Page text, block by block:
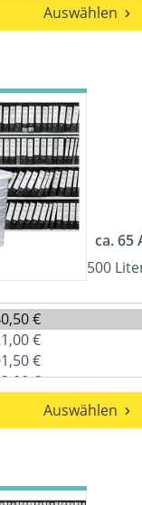
Auswählen
ca. 65
500
Auswählen